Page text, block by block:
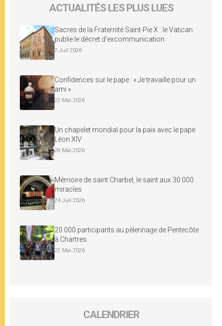
ACTUALITÉS LES PLUS LUES
Sacres de la Fraternité Saint-Pie X : le Vatican
publie le décret d’excommunication
2 Juil 2026
Confidences sur le pape : « Je travaille pour un
ami »
22 Mai 2026
Un chapelet mondial pour la paix avec le pape
Léon XIV
28 Mai 2026
Mémoire de saint Charbel, le saint aux 30 000
miracles
24 Juil 2026
20 000 participants au pèlerinage de Pentecôte
à Chartres
22 Mai 2026
CALENDRIER